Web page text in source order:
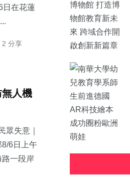
日在花蓮
2 分享
人機
眾失意｜
6日上午
一段岸